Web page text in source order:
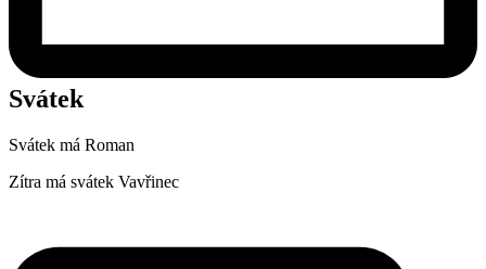
Svátek
Svátek má Roman
Zítra má svátek Vavřinec